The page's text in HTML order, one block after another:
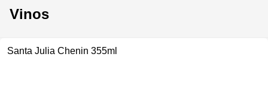
Vinos
Santa Julia Chenin 355ml